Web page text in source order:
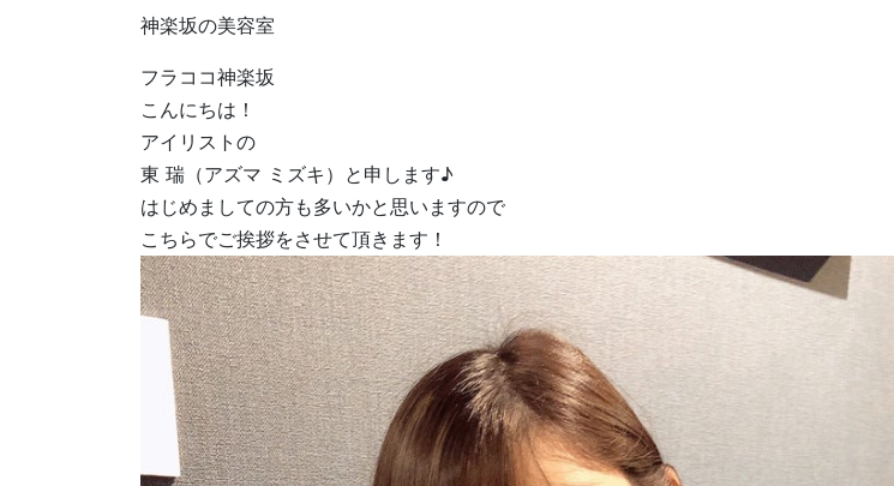
神楽坂の美容室
フラココ神楽坂
こんにちは！
アイリストの
東 瑞（アズマ ミズキ）と申します♪
はじめましての方も多いかと思いますので
こちらでご挨拶をさせて頂きます！